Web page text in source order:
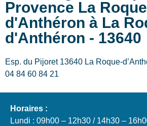
Provence La Roque
d'Anthéron à La
d'Anthéron - 13640
Esp. du Pijoret 13640 La Roque-
04 84 60 84 21
Horaires :
Lundi : 09h00 – 12h30 / 14h30 –